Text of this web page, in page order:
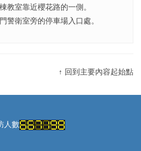
教室靠近櫻花路的一側。
警衛室旁的停車場入口處。
↑ 回到主要內容起始點
人數